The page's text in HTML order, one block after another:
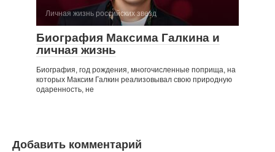
Личная жизнь российских звезд
Биография Максима Галкина и
личная жизнь
Биография, год рождения, многочисленные поприща, на
которых Максим Галкин реализовывал свою природную
одаренность, не
Добавить комментарий